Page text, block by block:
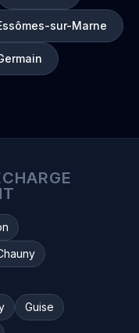
sur-Marne
Guise